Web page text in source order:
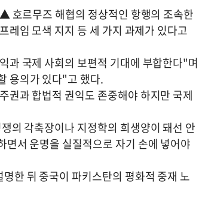
호르무즈 해협의 정상적인 항행의 조속한
임 모색 지지 등 세 가지 과제가 있다고
과 국제 사회의 보편적 기대에 부합한다"며
용의가 있다"고 했다.
권과 합법적 권익도 존중해야 하지만 국제
의 각축장이나 지정학의 희생양이 돼선 안
서 운명을 실질적으로 자기 손에 넣어야
한 뒤 중국이 파키스탄의 평화적 중재 노